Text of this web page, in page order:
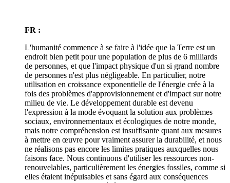
FR :
L'humanité commence à se faire à l'idée que la Terre est un
endroit bien petit pour une population de plus de 6 milliards
de personnes, et que l'impact physique d'un si grand nombre
de personnes n'est plus négligeable. En particulier, notre
utilisation en croissance exponentielle de l'énergie crée à la
fois des problèmes d'approvisionnement et d'impact sur notre
milieu de vie. Le développement durable est devenu
l'expression à la mode évoquant la solution aux problèmes
sociaux, environnementaux et écologiques de notre monde,
mais notre compréhension est insuffisante quant aux mesures
à mettre en œuvre pour vraiment assurer la durabilité, et nous
ne réalisons pas encore les limites pratiques auxquelles nous
faisons face. Nous continuons d'utiliser les ressources non-
renouvelables, particulièrement les énergies fossiles, comme si
elles étaient inépuisables et sans égard aux conséquences